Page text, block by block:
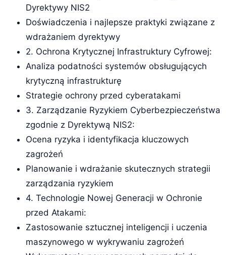
Dyrektywy NIS2
Doświadczenia i najlepsze praktyki związane z
wdrażaniem dyrektywy
2. Ochrona Krytycznej Infrastruktury Cyfrowej:
Analiza podatności systemów obsługujących
krytyczną infrastrukturę
Strategie ochrony przed cyberatakami
3. Zarządzanie Ryzykiem Cyberbezpieczeństwa
zgodnie z Dyrektywą NIS2:
Ocena ryzyka i identyfikacja kluczowych
zagrożeń
Planowanie i wdrażanie skutecznych strategii
zarządzania ryzykiem
4. Technologie Nowej Generacji w Ochronie
przed Atakami:
Zastosowanie sztucznej inteligencji i uczenia
maszynowego w wykrywaniu zagrożeń